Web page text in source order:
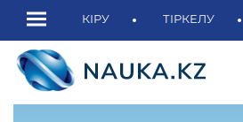
КІРУ ТІРКЕЛУ